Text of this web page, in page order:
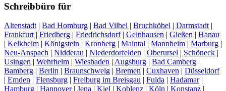
Schreibbüro für
Altenstadt| Bad Homburg | Bad Vilbel | Bruchköbel | Darmstadt|
Frankfurt| Friedberg | Friedrichsdorf| Gelnhausen | Gießen | Hanau
| Kelkheim | Königstein | Kronberg | Maintal | Mannheim | Marburg |
Neu-Anspach | Nidderau | Niederdorfelden | Oberursel | Schöneck |
Usingen | Wehrheim | Wiesbaden | Augsburg | Bad Camberg |
Bamberg | Berlin | Braunschweig | Bremen | Cuxhaven | Düsseldorf
| Emden | Flensburg | Freiburg im Breisgau | Fulda | Hadamar|
Hamburg | Hannover| Jena | Kiel | Koblenz | Köln | Konstanz |